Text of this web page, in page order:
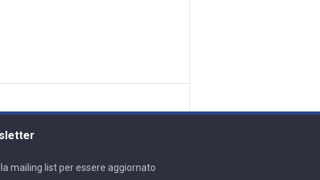
mailing list per essere aggiornato